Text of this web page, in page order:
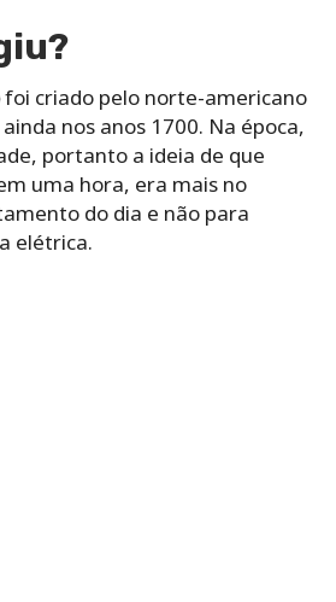
foi criado pelo norte-americano
nos anos 1700. Na época,
portanto a ideia de que
uma hora, era mais no
do dia e não para
elétrica.